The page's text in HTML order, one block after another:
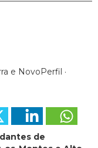
e NovoPerfil ·
de